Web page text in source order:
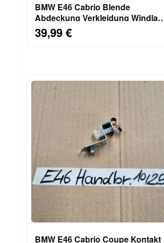
BMW E46 Cabrio Blende
Abdeckung Verkleidung
8229826 VORNE Scheibe oben
39,99 €
BMW E46 Cabrio Coupe Kontakt